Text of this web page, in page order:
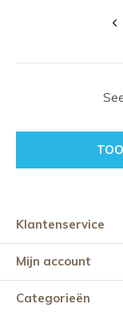
Klantenservice
Mijn account
Categorieën